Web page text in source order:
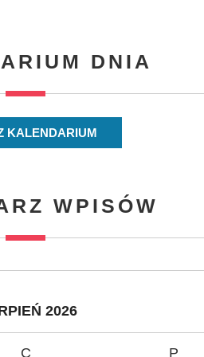
DNIA
KALENDARIUM
WPISÓW
2026
C P